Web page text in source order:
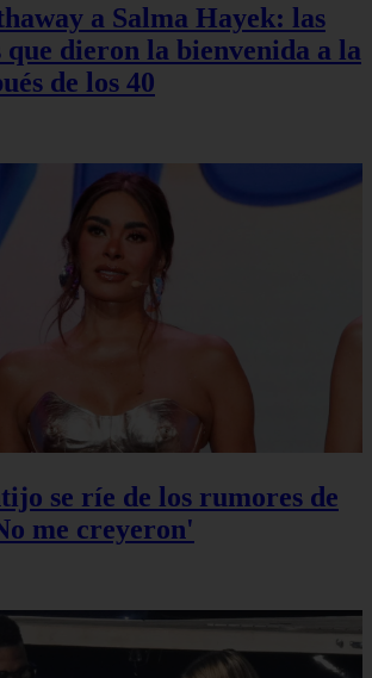
a Salma Hayek: las
que dieron la bienvenida a la
de los 40
se ríe de los rumores de
me creyeron'